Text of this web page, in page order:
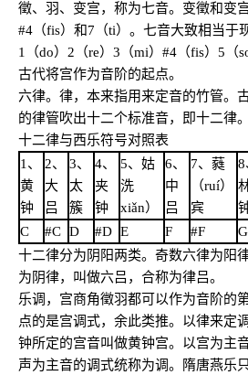
徵、羽、变宫，称为七音。变徵和变
#4（fis）和7（ti）。七音大致相当于
1（do）2（re）3（mi）#4（fis）5（
古代将宫作为音阶的起点。
六律。律，本来指用来定音的竹管。
的律管吹出十二个标准音，即十二律。
十二律与西乐符号对照表
1、
黄
钟
2、
大
吕
3、
太
簇
4、
夹
钟
5、姑
洗
xiǎn）
6、
中
吕
7、蕤
（ruí）
宾
8
C
#C D #D E F #F G
十二律分为阴阳两类。奇数六律为阳
为阴律，叫做六吕，合称为律吕。
乐调，宫商角徵羽都可以作为音阶的
点的是宫调式，余此类推。以律来定
钟所定的宫音叫做黄钟宫。以宫为主
声为主音的调式统称为调。隋唐燕乐